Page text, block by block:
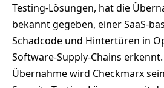
Testing-Lösungen, hat die
bekannt gegeben, einer SaaS-
Schadcode und Hintertüren in
Software-Supply-Chains
Übernahme wird Checkmarx